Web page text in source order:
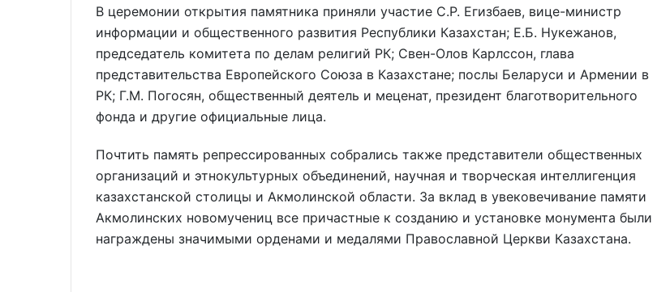
В церемонии открытия памятника приняли участие С.Р. Егизбаев, вице-министр
информации и общественного развития Республики Казахстан; Е.Б. Нукежанов,
председатель комитета по делам религий РК; Свен-Олов Карлссон, глава
представительства Европейского Союза в Казахстане; послы Беларуси и Армении в
РК; Г.М. Погосян, общественный деятель и меценат, президент благотворительного
фонда и другие официальные лица.
Почтить память репрессированных собрались также представители общественных
организаций и этнокультурных объединений, научная и творческая интеллигенция
казахстанской столицы и Акмолинской области. За вклад в увековечивание памяти
Акмолинских новомучениц все причастные к созданию и установке монумента были
награждены значимыми орденами и медалями Православной Церкви Казахстана.